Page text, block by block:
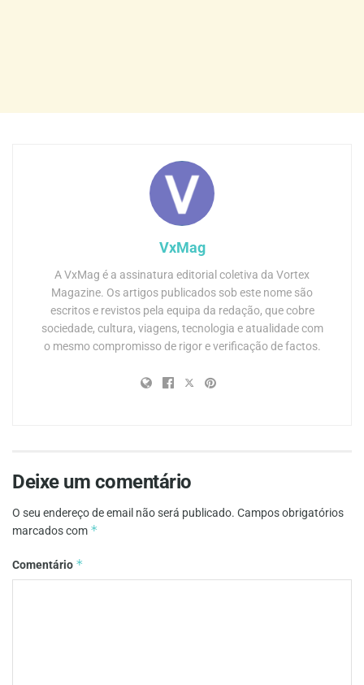
VxMag
A VxMag é a assinatura editorial coletiva da Vortex
Magazine. Os artigos publicados sob este nome são
escritos e revistos pela equipa da redação, que cobre
sociedade, cultura, viagens, tecnologia e atualidade com
o mesmo compromisso de rigor e verificação de factos.
Deixe um comentário
O seu endereço de email não será publicado. Campos obrigatórios
marcados com *
Comentário *